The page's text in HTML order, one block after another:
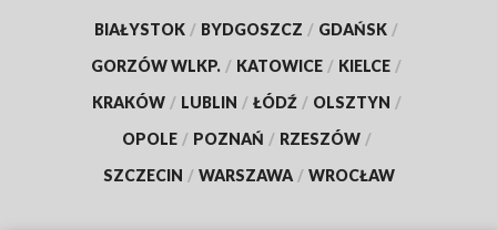
BIAŁYSTOK / BYDGOSZCZ / GDAŃSK /
GORZÓW WLKP. / KATOWICE / KIELCE /
KRAKÓW / LUBLIN / ŁÓDŹ / OLSZTYN /
OPOLE / POZNAŃ / RZESZÓW /
SZCZECIN / WARSZAWA / WROCŁAW